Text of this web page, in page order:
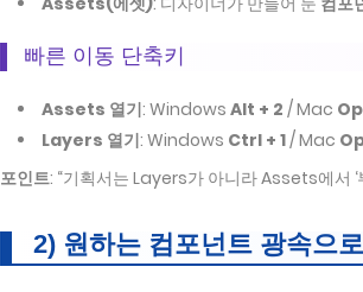
빠른 이동 단축키
Assets 열기: Windows Alt + 2 / Mac
Layers 열기: Windows Ctrl + 1/ Mac
포인트: “기획서는 Layers가 아니라 Assets에서
2) 원하는 컴포넌트 광속으